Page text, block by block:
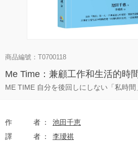
商品編號：T0700118
Me Time：兼顧工作和生活的時
ME TIME 自分を後回しにしない「私時
作者
池田千恵
譯者
李璦祺